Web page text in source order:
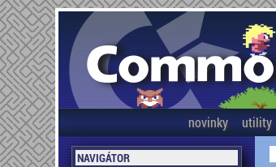
novinky utility
NAVIGÁTOR